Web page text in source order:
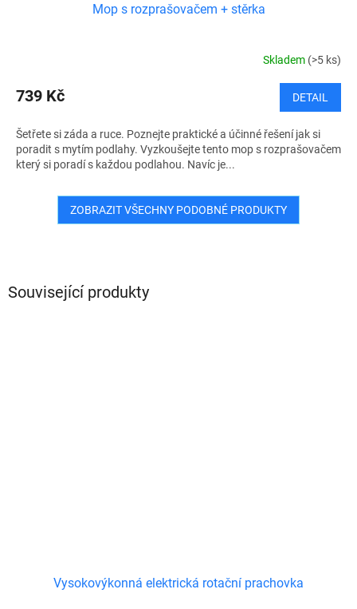
Související produkty
Vysokovýkonná elektrická rotační prachovka
Mop s rozprašovačem + stěrka
Skladem (>5 ks)
739 Kč DETAIL
Šetřete si záda a ruce. Poznejte praktické a účinné řešení jak si
poradit s mytím podlahy. Vyzkoušejte tento mop s rozprašovačem
který si poradí s každou podlahou. Navíc je...
ZOBRAZIT VŠECHNY PODOBNÉ PRODUKTY